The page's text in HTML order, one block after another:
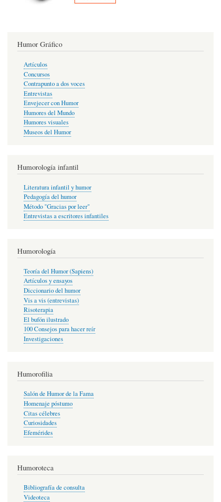
Humor Gráfico
Artículos
Concursos
Contrapunto a dos voces
Entrevistas
Envejecer con Humor
Humores del Mundo
Humores visuales
Museos del Humor
Humorología infantil
Literatura infantil y humor
Pedagogía del humor
Método "Gracias por leer"
Entrevistas a escritores infantiles
Humorología
Teoría del Humor (Sapiens)
Artículos y ensayos
Diccionario del humor
Vis a vis (entrevistas)
Risoterapia
El bufón ilustrado
100 Consejos para hacer reír
Investigaciones
Humorofilia
Salón de Humor de la Fama
Homenaje póstumo
Citas célebres
Curiosidades
Efemérides
Humoroteca
Bibliografía de consulta
Videoteca